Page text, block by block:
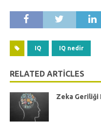
IQ IQ nedir
RELATED ARTICLES
Zeka Geriliği